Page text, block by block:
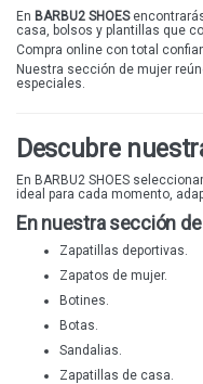
En BARBU2 SHOES
casa, bolsos y plantillas que
Compra online con total
Nuestra sección de mujer
especiales.
Descubre
En BARBU2 SHOES
ideal para cada momento,
En nuestra sección
Zapatillas deportivas.
Zapatos de mujer.
Botines.
Botas.
Sandalias.
Zapatillas de casa.